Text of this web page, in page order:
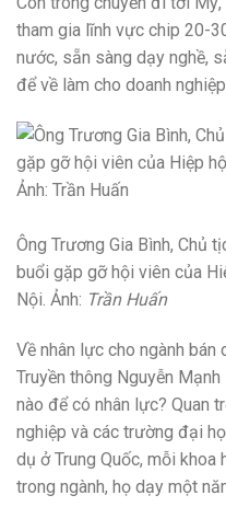
tham gia lĩnh vực chip 20-
nước, sẵn sàng dạy nghề,
để về làm cho doanh
Ông Trương Gia Bình, Chủ
buổi gặp gỡ hội viên của
Nội. Ảnh: Trần Huấn
Về nhân lực cho ngành
Truyền thông Nguyễn
nào để có nhân lực? Quan
nghiệp và các trường đại
dụ ở Trung Quốc, mỗi
trong ngành, họ dạy một